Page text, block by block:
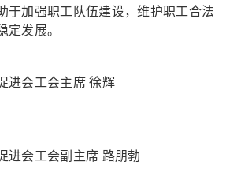
于加强职工队伍建设，维护职工合法
定发展。
进会工会主席 徐辉
进会工会副主席 路朋勃